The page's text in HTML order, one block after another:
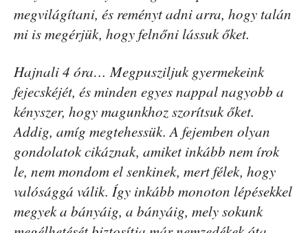
megvilágítani, és reményt adni arra, hogy talán
mi is megérjük, hogy felnőni lássuk őket.
Hajnali 4 óra… Megpusziljuk gyermekeink
fejecskéjét, és minden egyes nappal nagyobb a
kényszer, hogy magunkhoz szorítsuk őket.
Addig, amíg megtehessük. A fejemben olyan
gondolatok cikáznak, amiket inkább nem írok
le, nem mondom el senkinek, mert félek, hogy
valósággá válik. Így inkább monoton lépésekkel
megyek a bányáig, a bányáig, mely sokunk